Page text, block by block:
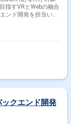
指すVRとWebの融合
ンド開発を担当いた
れます。リモートを
したフロントエン
ックエンド開発